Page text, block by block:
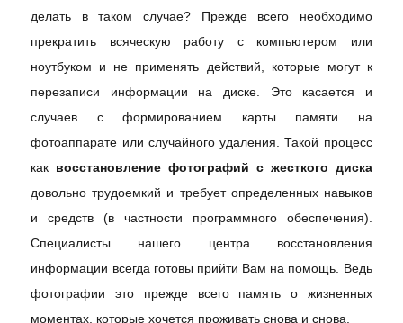
делать в таком случае? Прежде всего необходимо
прекратить всяческую работу с компьютером или
ноутбуком и не применять действий, которые могут к
перезаписи информации на диске. Это касается и
случаев с формированием карты памяти на
фотоаппарате или случайного удаления. Такой процесс
как восстановление фотографий с жесткого диска
довольно трудоемкий и требует определенных навыков
и средств (в частности программного обеспечения).
Специалисты нашего центра восстановления
информации всегда готовы прийти Вам на помощь. Ведь
фотографии это прежде всего память о жизненных
моментах, которые хочется проживать снова и снова.